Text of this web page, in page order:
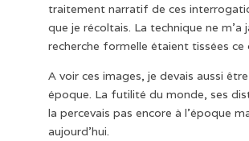
traitement narratif de ces
que je récoltais. La technique ne
recherche formelle étaient tissées
A voir ces images, je devais aussi
époque. La futilité du monde, ses
la percevais pas encore à l’époque
aujourd’hui.